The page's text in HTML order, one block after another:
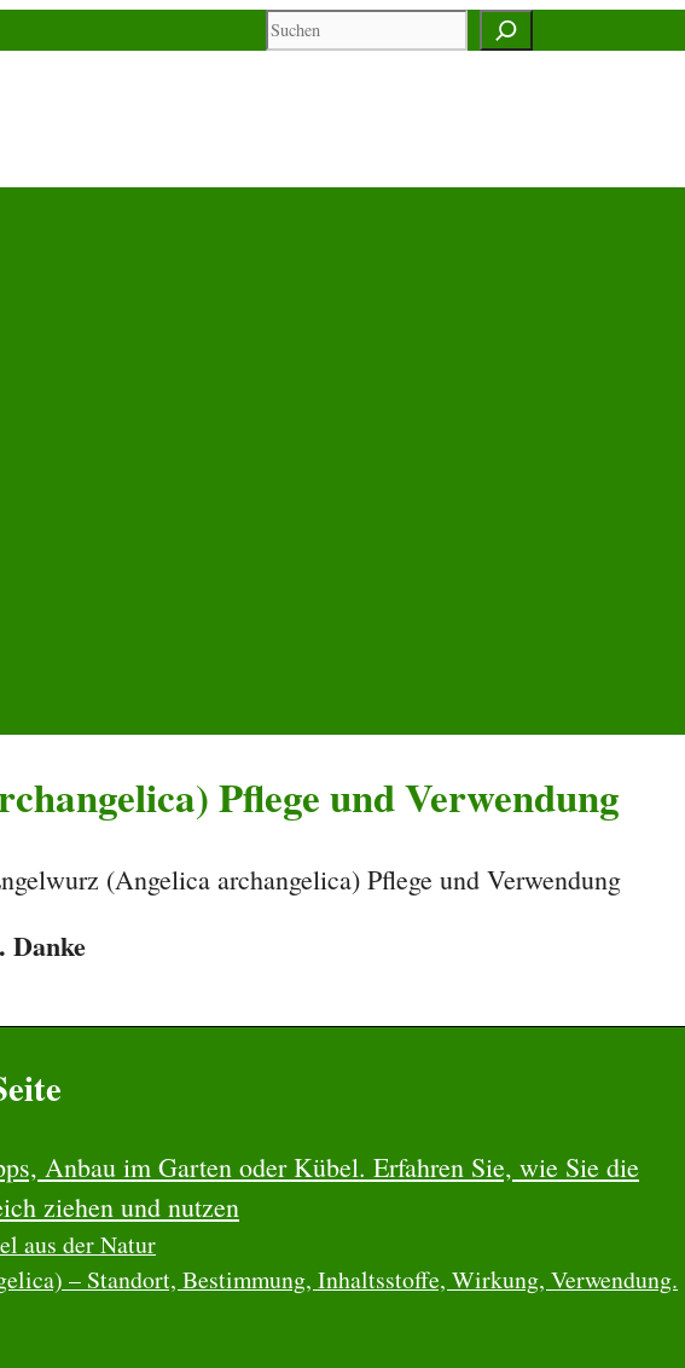
Pflege und Verwendung
(Angelica archangelica) Pflege und Verwendung
Danke
Anbau im Garten oder Kübel. Erfahren Sie, wie Sie die
ziehen und nutzen
aus der Natur
– Standort, Bestimmung, Inhaltsstoffe, Wirkung, Verwendung.